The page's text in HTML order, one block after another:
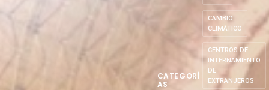
CATEGORÍ
AS
CAMBIO
CLIMÁTICO
CENTROS DE
INTERNAMIENTO
DE
EXTRANJEROS